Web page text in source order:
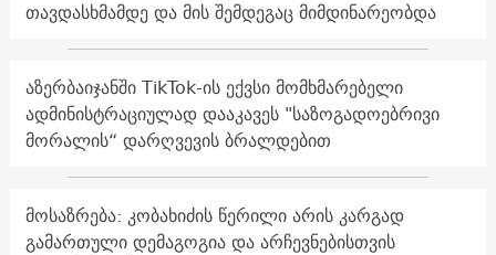
თავდასხმამდე და მის შემდეგაც მიმდინარეობდა
აზერბაიჯანში TikTok-ის ექვსი მომხმარებელი
ადმინისტრაციულად დააკავეს "საზოგადოებრივი
მორალის“ დარღვევის ბრალდებით
მოსაზრება: კობახიძის წერილი არის კარგად
გამართული დემაგოგია და არჩევნებისთვის